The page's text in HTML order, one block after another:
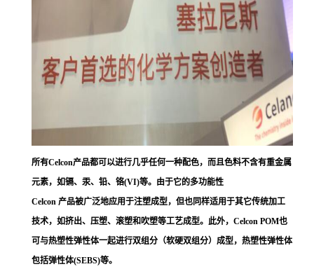
所有Celcon产品都可以进行几乎任何一种配色，而且色料不含有重金属
元素，如镉、汞、铅、铬(VI)等。由于它的多功能性
Celcon 产品被广泛地应用于注塑成型，但也同样适用于其它传统加工
技术，如挤出、压塑、滚塑和吹塑等工艺成型。此外，Celcon POM也
可与热塑性弹性体一起进行双组分（软硬双组分）成型，热塑性弹性体
包括弹性体(SEBS)等。